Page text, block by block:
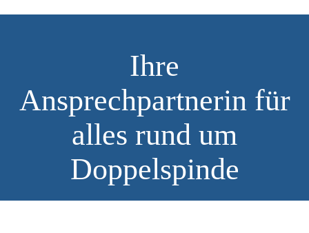
Ihre
Ansprechpartnerin für
alles rund um
Doppelspinde